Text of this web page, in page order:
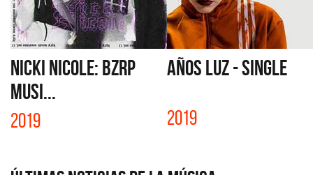
NICKI NICOLE: BZRP
MUSI...
2019
AÑOS LUZ - SINGLE
2019